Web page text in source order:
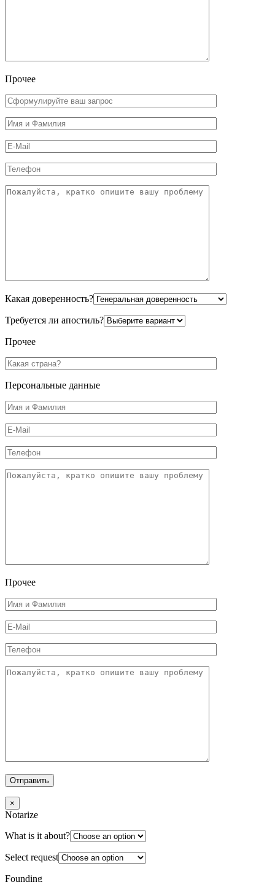
Прочее
Какая доверенность?
Требуется ли апостиль?
Прочее
Персональные данные
Прочее
×
Notarize
What is it about?
Select request
Founding